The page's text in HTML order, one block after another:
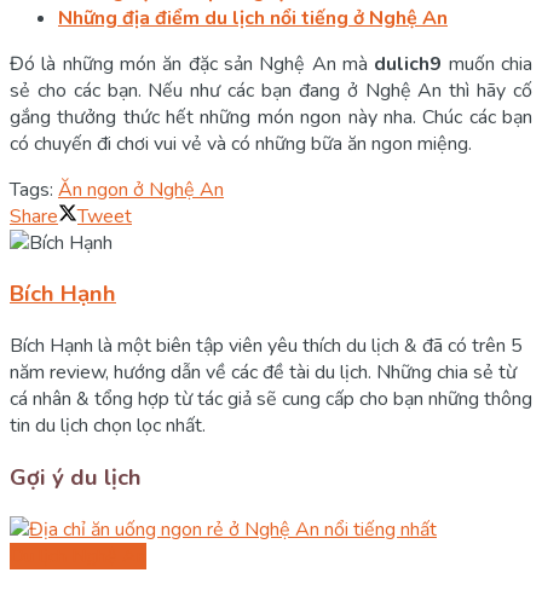
Những địa điểm du lịch nổi tiếng ở Nghệ An
Đó là những món ăn đặc sản Nghệ An mà dulich9 muốn chia
sẻ cho các bạn. Nếu như các bạn đang ở Nghệ An thì hãy cố
gắng thưởng thức hết những món ngon này nha. Chúc các bạn
có chuyến đi chơi vui vẻ và có những bữa ăn ngon miệng.
Tags: Ăn ngon ở Nghệ An
Share
Tweet
Bích Hạnh
Bích Hạnh là một biên tập viên yêu thích du lịch & đã có trên 5
năm review, hướng dẫn về các đề tài du lịch. Những chia sẻ từ
cá nhân & tổng hợp từ tác giả sẽ cung cấp cho bạn những thông
tin du lịch chọn lọc nhất.
Gợi ý du lịch